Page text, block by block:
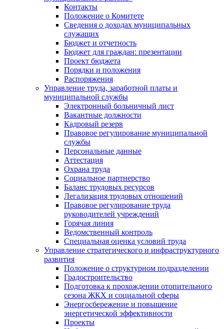
Контакты
Положение о Комитете
Сведения о доходах муниципальных
служащих
Бюджет и отчетность
Бюджет для граждан: презентации
Проект бюджета
Порядки и положения
Распоряжения
Управление труда, заработной платы и
муниципальной службы
Электронный больничный лист
Вакантные должности
Кадровый резерв
Правовое регулирование муниципальной
службы
Персональные данные
Аттестация
Охрана труда
Социальное партнерство
Баланс трудовых ресурсов
Легализация трудовых отношений
Правовое регулирование труда
руководителей учреждений
Горячая линия
Ведомственный контроль
Специальная оценка условий труда
Управление стратегического и инфраструктурного
развития
Положение о структурном подразделении
Градостроительство
Подготовка к прохождении отопительного
сезона ЖКХ и социальной сферы
Энергосбережение и повышение
энергетической эффективности
Проекты